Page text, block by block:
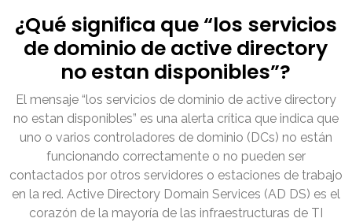
¿Qué significa que “los servicios
de dominio de active directory
no estan disponibles”?
El mensaje “los servicios de dominio de active directory
no estan disponibles” es una alerta crítica que indica que
uno o varios controladores de dominio (DCs) no están
funcionando correctamente o no pueden ser
contactados por otros servidores o estaciones de trabajo
en la red. Active Directory Domain Services (AD DS) es el
corazón de la mayoría de las infraestructuras de TI